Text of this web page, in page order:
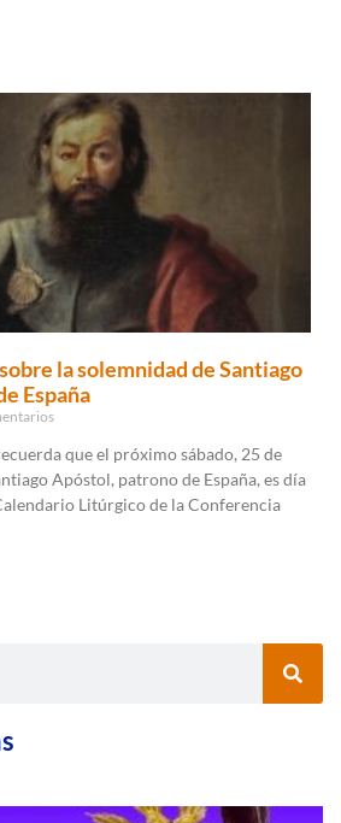
la solemnidad de Santiago
España
que el próximo sábado, 25 de
Apóstol, patrono de España, es día
Litúrgico de la Conferencia